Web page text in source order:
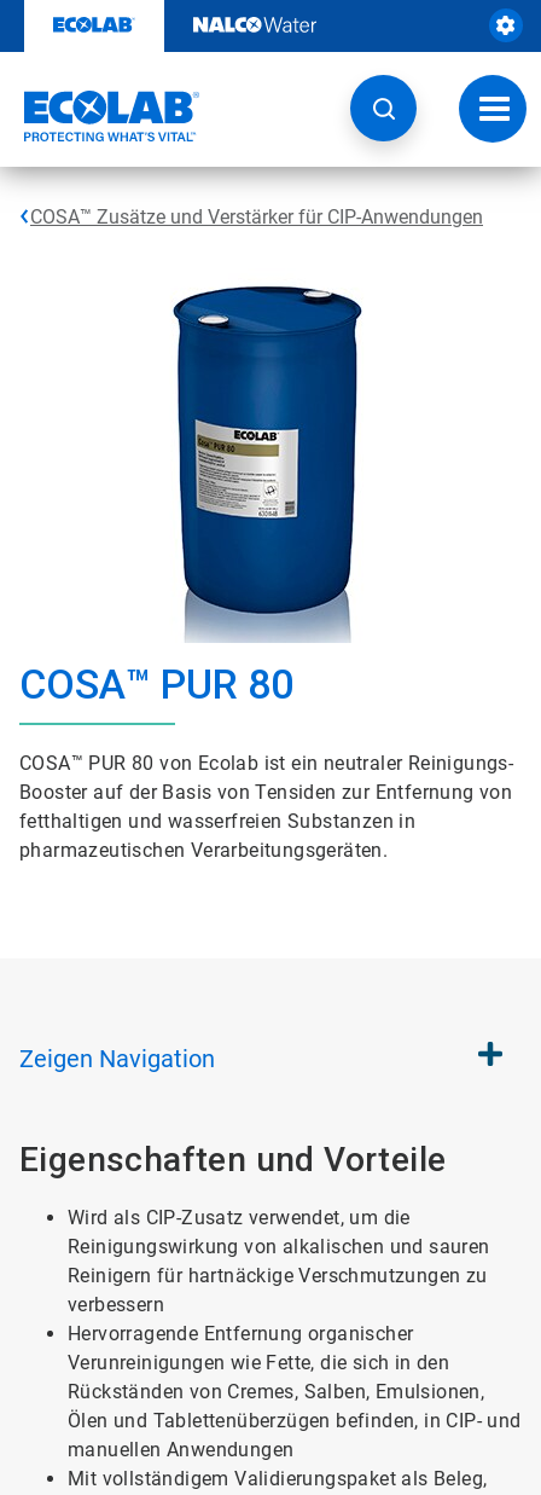
Inhalt
COSA™ Zusätze und Verstärker für CIP-Anwendungen
COSA™ PUR 80
COSA™ PUR 80 von Ecolab ist ein neutraler Reinigungs-
Booster auf der Basis von Tensiden zur Entfernung von
fetthaltigen und wasserfreien Substanzen in
pharmazeutischen Verarbeitungsgeräten.
Zeigen Navigation
Eigenschaften und Vorteile
Wird als CIP-Zusatz verwendet, um die
Reinigungswirkung von alkalischen und sauren
Reinigern für hartnäckige Verschmutzungen zu
verbessern
Hervorragende Entfernung organischer
Verunreinigungen wie Fette, die sich in den
Rückständen von Cremes, Salben, Emulsionen,
Ölen und Tablettenüberzügen befinden, in CIP- und
manuellen Anwendungen
Mit vollständigem Validierungspaket als Beleg,